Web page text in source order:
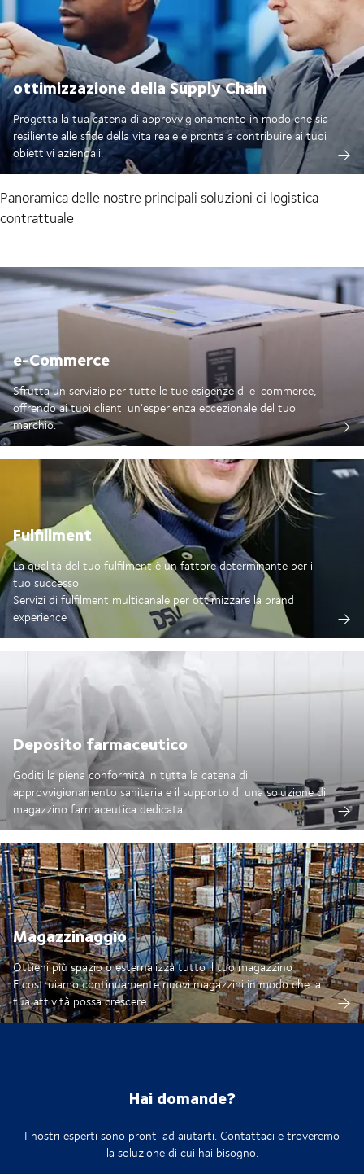
ottimizzazione della Supply Chain
Progetta la tua catena di approvvigionamento in modo che sia
resiliente alle sfide della vita reale e pronta a contribuire ai tuoi
obiettivi aziendali.
Panoramica delle nostre principali soluzioni di logistica
contrattuale
e-Commerce
Sfrutta un servizio per tutte le tue esigenze di e-commerce,
offrendo ai tuoi clienti un'esperienza eccezionale del tuo
marchio.
Fulfillment
La qualità del tuo fulfilment è un fattore determinante per il
tuo successo
Servizi di fulfilment multicanale per ottimizzare la brand
experience
Deposito farmaceutico
Goditi la piena conformità in tutta la catena di
approvvigionamento sanitaria e il supporto di una soluzione di
magazzino farmaceutica dedicata.
Magazzinaggio
Ottieni più spazio o esternalizza tutto il tuo magazzino
E costruiamo continuamente nuovi magazzini in modo che la
tua attività possa crescere.
Hai domande?
I nostri esperti sono pronti ad aiutarti. Contattaci e troveremo
la soluzione di cui hai bisogno.